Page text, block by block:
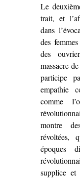
Le
trait, et
dans
des
des
massacre
participe
empathie
comme
montre
révoltées,
époques
supplice